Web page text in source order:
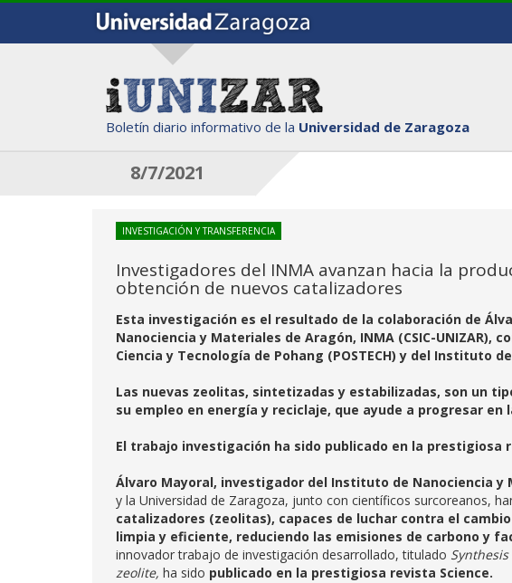
Boletín diario informativo de la Universidad de Zaragoza
8/7/2021
INVESTIGACIÓN Y TRANSFERENCIA
Investigadores del INMA avanzan hacia la
obtención de nuevos catalizadores
Esta investigación es el resultado de la colaboración de
Nanociencia y Materiales de Aragón, INMA (CSIC-UNIZAR),
Ciencia y Tecnología de Pohang (POSTECH) y del Instituto
Las nuevas zeolitas, sintetizadas y estabilizadas, son un
su empleo en energía y reciclaje, que ayude a progresar
El trabajo investigación ha sido publicado en la prestigiosa
Álvaro Mayoral, investigador del Instituto de Nanociencia y
y la Universidad de Zaragoza, junto con científicos surcoreanos,
catalizadores (zeolitas), capaces de luchar contra el
limpia y eficiente, reduciendo las emisiones de carbono y
innovador trabajo de investigación desarrollado, titulado
zeolite, ha sido publicado en la prestigiosa revista Science.